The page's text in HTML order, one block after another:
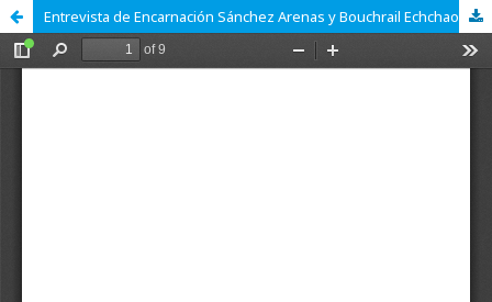
Entrevista de Encarnación Sánchez Arenas y Bouchrail Echchaoui a Widad Ben Musa.